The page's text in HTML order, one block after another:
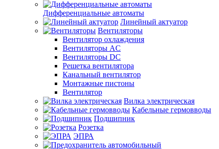
Дифференциальные автоматы
Линейный актуатор
Вентиляторы
Вентилятор охлаждения
Вентиляторы AC
Вентиляторы DC
Решетка вентилятора
Канальный вентилятор
Монтажные пистоны
Вентилятор
Вилка электрическая
Кабельные гермовводы
Подшипник
Розетка
ЭПРА